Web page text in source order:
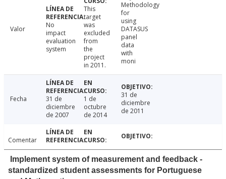
Valor
No
impact
evaluation
system
This
target
was
excluded
from
the
project
in 2011.
Methodology
for
using
DATASUS
panel
data
with
moni
Fecha
31 de
diciembre
de 2007
1 de
octubre
de 2014
31 de
diciembre
de 2011
Comentar
Implement system of measurement and feedback -
standardized student assessments for Portuguese